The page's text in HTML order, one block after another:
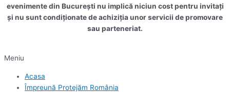
evenimente din București nu implică niciun cost pentru invitați
și nu sunt condiționate de achiziția unor servicii de promovare
sau parteneriat.
Meniu
Acasa
Împreună Protejăm România